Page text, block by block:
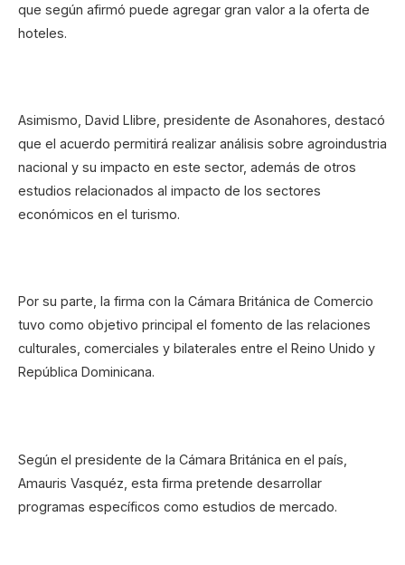
que según afirmó puede agregar gran valor a la oferta de
hoteles.
Asimismo, David Llibre, presidente de Asonahores, destacó
que el acuerdo permitirá realizar análisis sobre agroindustria
nacional y su impacto en este sector, además de otros
estudios relacionados al impacto de los sectores
económicos en el turismo.
Por su parte, la firma con la Cámara Británica de Comercio
tuvo como objetivo principal el fomento de las relaciones
culturales, comerciales y bilaterales entre el Reino Unido y
República Dominicana.
Según el presidente de la Cámara Británica en el país,
Amauris Vasquéz, esta firma pretende desarrollar
programas específicos como estudios de mercado.